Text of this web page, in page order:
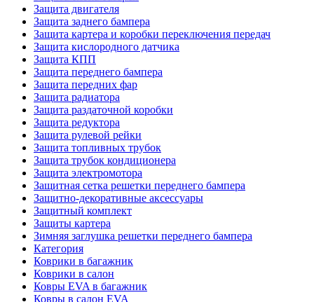
Защита двигателя
Защита заднего бампера
Защита картера и коробки переключения передач
Защита кислородного датчика
Защита КПП
Защита переднего бампера
Защита передних фар
Защита радиатора
Защита раздаточной коробки
Защита редуктора
Защита рулевой рейки
Защита топливных трубок
Защита трубок кондиционера
Защита электромотора
Защитная сетка решетки переднего бампера
Защитно-декоративные аксессуары
Защитный комплект
Защиты картера
Зимняя заглушка решетки переднего бампера
Категория
Коврики в багажник
Коврики в салон
Ковры EVA в багажник
Ковры в салон EVA